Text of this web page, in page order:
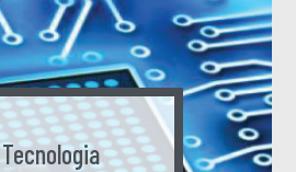
Tecnologia